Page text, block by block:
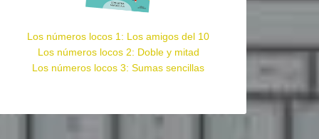
Los números locos 1: Los amigos del 10
Los números locos 2: Doble y mitad
Los números locos 3: Sumas sencillas